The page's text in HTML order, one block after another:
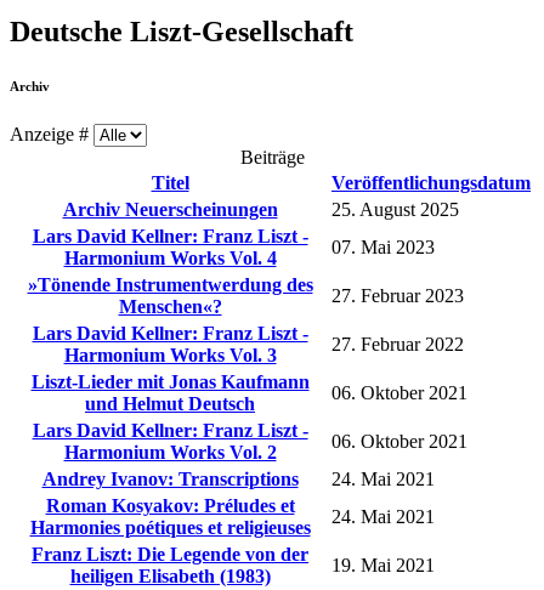
Deutsche Liszt-Gesellschaft
Archiv
Anzeige #
Beiträge
Titel
Veröffentlichungsdatum
Archiv Neuerscheinungen
25. August 2025
Lars David Kellner: Franz Liszt -
Harmonium Works Vol. 4
07. Mai 2023
»Tönende Instrumentwerdung des
Menschen«?
27. Februar 2023
Lars David Kellner: Franz Liszt -
Harmonium Works Vol. 3
27. Februar 2022
Liszt-Lieder mit Jonas Kaufmann
und Helmut Deutsch
06. Oktober 2021
Lars David Kellner: Franz Liszt -
Harmonium Works Vol. 2
06. Oktober 2021
Andrey Ivanov: Transcriptions
24. Mai 2021
Roman Kosyakov: Préludes et
Harmonies poétiques et religieuses
24. Mai 2021
Franz Liszt: Die Legende von der
heiligen Elisabeth (1983)
19. Mai 2021